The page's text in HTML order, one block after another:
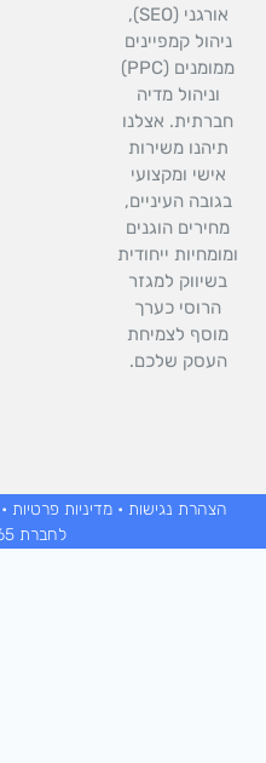
אורגני (SEO),
קמפיינים
ממומנים (PPC)
וניהול מדיה
אצלנו
תיהנו משירות
אישי ומקצועי
העיניים,
הוגנים
ייחודית
בשיווק למגזר
הרוסי כערך
מוסף לצמיחת
העסק שלכם.
הצהרת נגישות•מדיניות פרטיות•תקנון
לחברת Adwrks 365